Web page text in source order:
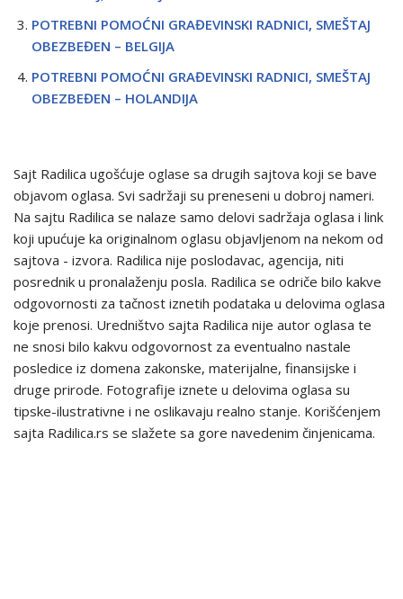
POTREBNI POMOĆNI GRAĐEVINSKI RADNICI, SMEŠTAJ
OBEZBEĐEN – BELGIJA
POTREBNI POMOĆNI GRAĐEVINSKI RADNICI, SMEŠTAJ
OBEZBEĐEN – HOLANDIJA
Sajt Radilica ugošćuje oglase sa drugih sajtova koji se bave
objavom oglasa. Svi sadržaji su preneseni u dobroj nameri.
Na sajtu Radilica se nalaze samo delovi sadržaja oglasa i link
koji upućuje ka originalnom oglasu objavljenom na nekom od
sajtova - izvora. Radilica nije poslodavac, agencija, niti
posrednik u pronalaženju posla. Radilica se odriče bilo kakve
odgovornosti za tačnost iznetih podataka u delovima oglasa
koje prenosi. Uredništvo sajta Radilica nije autor oglasa te
ne snosi bilo kakvu odgovornost za eventualno nastale
posledice iz domena zakonske, materijalne, finansijske i
druge prirode. Fotografije iznete u delovima oglasa su
tipske-ilustrativne i ne oslikavaju realno stanje. Korišćenjem
sajta Radilica.rs se slažete sa gore navedenim činjenicama.